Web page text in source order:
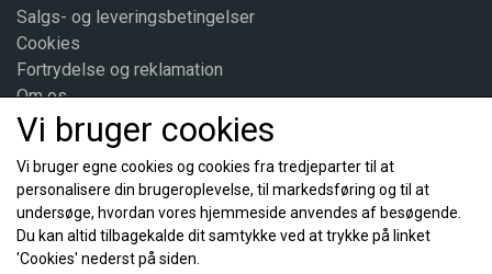
Salgs- og leveringsbetingelser
Cookies
Fortrydelse og reklamation
Om os
Kontakt
Sociale medier
Vi bruger cookies
Vi bruger egne cookies og cookies fra tredjeparter til at
personalisere din brugeroplevelse, til markedsføring og til at
undersøge, hvordan vores hjemmeside anvendes af besøgende.
Du kan altid tilbagekalde dit samtykke ved at trykke på linket
'Cookies' nederst på siden.